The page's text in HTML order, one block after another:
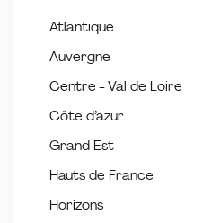
Atlantique
Auvergne
Centre - Val de Loire
Côte d’azur
Grand Est
Hauts de France
Horizons